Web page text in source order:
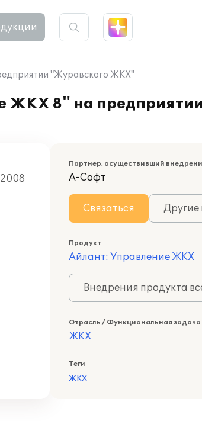
"Журавского ЖКХ"
ЖКХ 8" на
Партнер, осуществивший
А-Софт
Связаться Другие
Продукт
Айлант: Управление ЖКХ
Внедрения продукта
Отрасль / Функциональная задача
ЖКХ
Теги
жкх